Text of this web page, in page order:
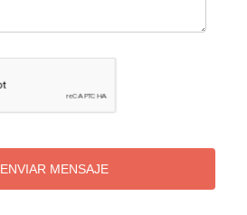
ENVIAR MENSAJE